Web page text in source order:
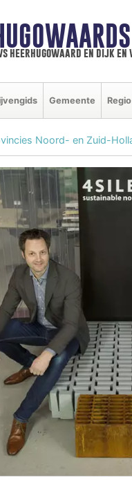
heerhugowaard en dijk en
Gemeente Regio
Noord- en Zuid-